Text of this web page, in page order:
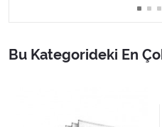
Bu Kategorideki En